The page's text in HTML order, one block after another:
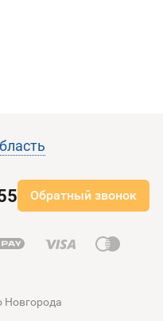
Обратный звонок
Новгорода